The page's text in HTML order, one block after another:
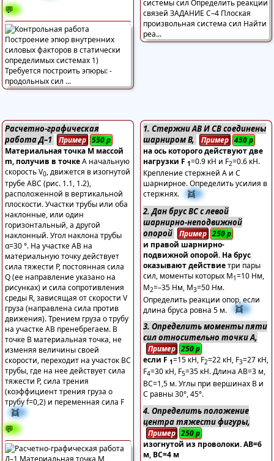
💬
Расчетно-графическая
работа Д–1
Пример 550р
Материальная точка М массой
m, получив в точкеА начальную
скорость V0, движется в изогнутой
трубе АВС (рис. 1.1, 1.2),
расположенной в вертикальной
плоскости. Участки трубы или оба
наклонные, или один
горизонтальный, а другой
наклонный. Угол наклона трубы
α=30 °. На участке АВ на
материальную точку действует
сила тяжести Р, постоянная сила
Q (ее направление указано на
рисунках) и сила сопротивления
среды R, зависящая от скорости V
груза (направлена сила против
движения). Трением груза о трубу
на участке АВ пренебрегаем. В
точке В материальная точка, не
изменяя величины своей
скорости, переходит на участок ВС
трубы, где на нее действует сила
тяжести Р, сила трения
(коэффициент трения груза о
трубу f=0,2) и переменная сила F
👯
💬
1. Стержни АВ И СВ соединены
шарниром В,
Пример 450р
на ось которого действуют две
нагрузки F 1=0.9 кН и F2=0.6 кН.
Крепление стержней А и С
шарнирное. Определить усилия в
стержнях.
👯
2. Дан брус ВС с левой
шарнирно-неподвижной
опорой
Пример 250р
и правой шарнирно-
подвижной опорой. На брус
оказывают действиетри пары
сил, моменты которых М1=10 Нм,
М2=–35 Нм, М3=50 Нм.
Определить реакции опор, если
длина бруса ровна 5 м.
👯
3. Определить моменты пяти
сил относительно точки А,
Пример 250р
если F 1=15 кН, F2=22 кН, F3=27 кН,
F4=30 кН, F5=35 кН. Длина АВ=3 м,
ВС=1,5 м. Углы при вершинах В и
С равны 30°, 45°.
4. Определить положение
центра тяжести фигуры,
Пример 250р
изогнутой из проволоки. АВ=6
м, ВС=4 м